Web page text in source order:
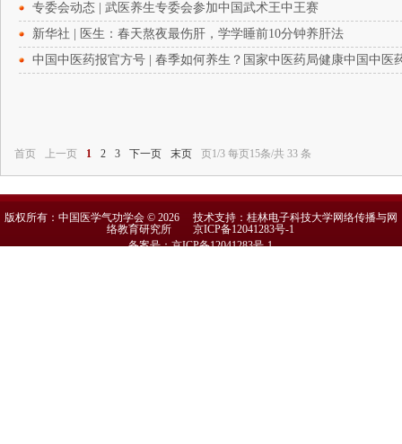
专委会动态 | 武医养生专委会参加中国武术王中王赛
新华社 | 医生：春天熬夜最伤肝，学学睡前10分钟养肝法
中国中医药报官方号 | 春季如何养生？国家中医药局健康中国中
首页 上一页 1 2 3 下一页 末页 页1/3 每页15条/共 33 条
版权所有：中国医学气功学会 © 2026 技术支持：桂林电子科技大学网络传播与网
络教育研究所京ICP备12041283号-1
备案号：京ICP备12041283号-1